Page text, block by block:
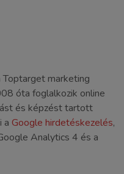
Toptarget marketing
óta foglalkozik online
és képzést tartott
a Google hirdetéskezelés,
Analytics 4 és a